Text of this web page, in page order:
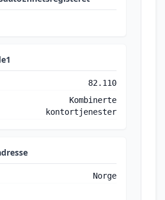
82.110
Kombinerte
kontortjenester
Norge